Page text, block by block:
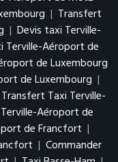
| Transfert
| Devis taxi Terville-
Terville-Aéroport de
de Luxembourg
de Luxembourg |
Transfert Taxi Terville-
Aéroport de
de Francfort |
| Commander